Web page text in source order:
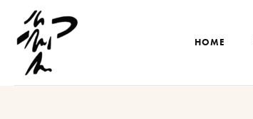
HOME